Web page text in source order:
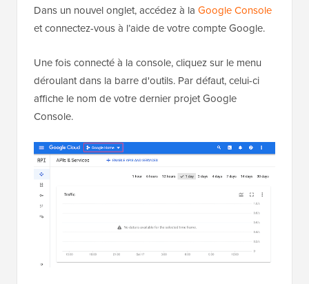
Dans un nouvel onglet, accédez à la Google Console
et connectez-vous à l’aide de votre compte Google.
Une fois connecté à la console, cliquez sur le menu
déroulant dans la barre d'outils. Par défaut, celui-ci
affiche le nom de votre dernier projet Google
Console.